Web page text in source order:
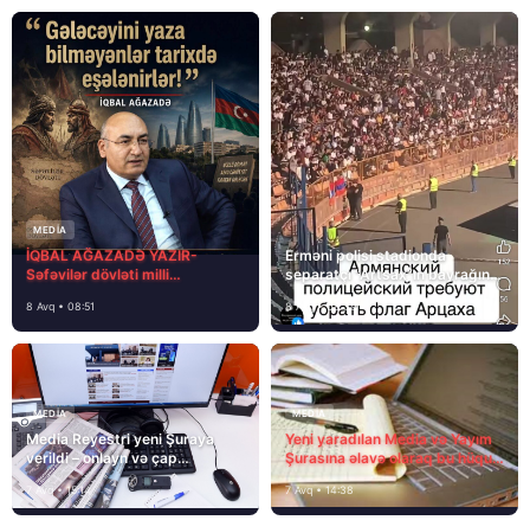
MEDİA
İQBAL AĞAZADƏ YAZIR-
Səfəvilər dövləti milli
8 Avq • 08:51
Erməni polisi stadionda
separatçı “Artsax”ın bayrağını
müsadirə etdi və…
8 Avq • 08:39
MEDİA
Media Reyestri yeni Şuraya
verildi – onlayn və çap
mediasını nə gözləyir?
7 Avq • 15:14
MEDİA
Yeni yaradılan Media və Yayım
Şurasına əlavə olaraq bu hüquq
və vəzifələr də verilib
7 Avq • 14:38